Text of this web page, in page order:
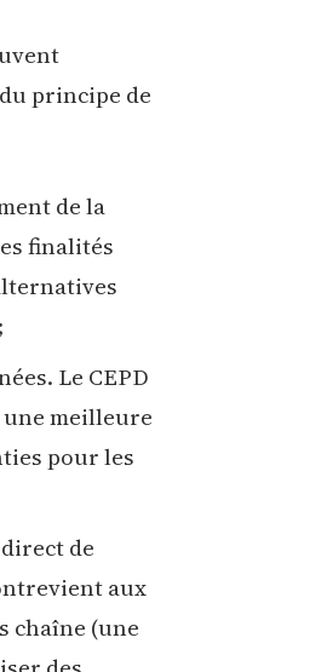
principe de
de la
finalités
Le CEPD
meilleure
pour les
de
aux
chaîne (une